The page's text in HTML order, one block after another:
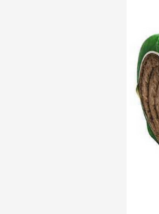
Утеплитель Урса
Утеплитель Isoroc